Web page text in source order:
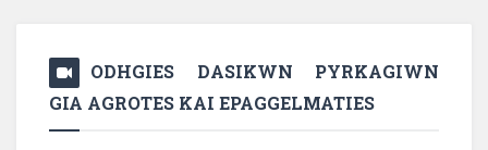
ODHGIES DASIKWN PYRKAGIWN
GIA AGROTES KAI EPAGGELMATIES